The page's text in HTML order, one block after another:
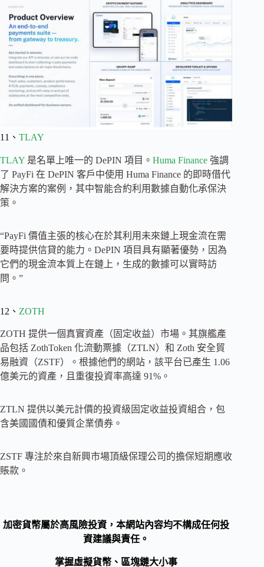
11、 TLAY
TLAY 是名單上唯一的 DePIN 項目。 Huma Finance 強調
了 PayFi 在 DePIN 客戶中使用 Huma Finance 的即時借代
解決方案的案例，其中智能合約利用數據自動化承保決
策。
“PayFi 價值主張的核心在於其利用未來鏈上現金流在需
要時提供信貸的能力。DePIN 項目具有顯著優勢，因為
它們的現金流本質上在鏈上，生成的數據可以實時訪
問。”
12、 ZOTH
ZOTH 提供一個真實資產（固定收益）市場。其旗艦產
品包括 ZothToken 化流動票據（ZTLN）和 Zoth 安全貿
易融資（ZSTF）。根據他們的網站，該平台已產生 1.06
億美元的資產，且重復投資率高達 91%。
ZTLN 提供以美元計價的投資級固定收益投資組合，包
含美國國債和優質企業債券。
ZSTF 專注於來自新興市場頂級保理公司的擔保短期應收
賬款。
加密貨幣屬於高風險投資，本網站內容均不構成任何投
資建議與責任。
掌握虛擬貨幣、區塊鏈大小事